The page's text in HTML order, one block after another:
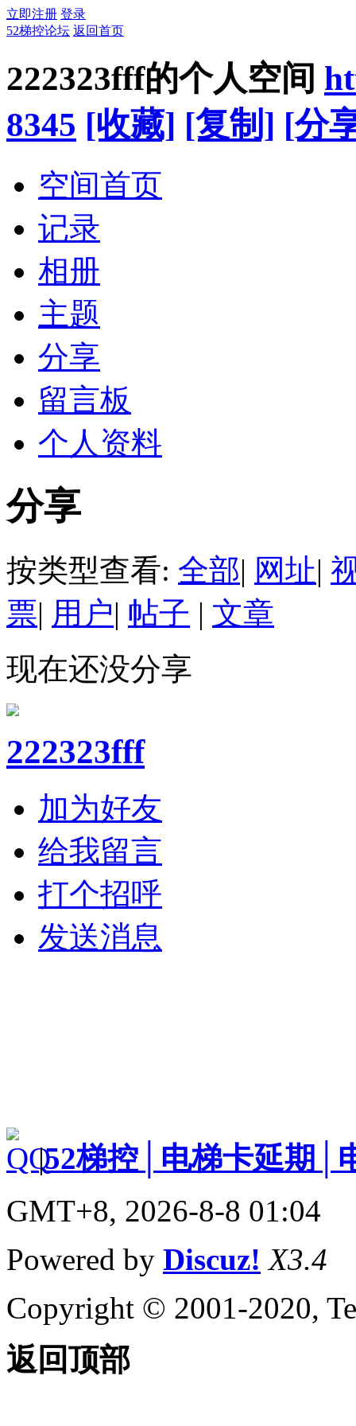
立即注册 登录
52梯控论坛 返回首页
222323fff的个人空间
8345 [收藏] [复制] [分
空间首页
记录
相册
主题
分享
留言板
个人资料
分享
按类型查看: 全部| 网址|
票| 用户| 帖子 | 文章
现在还没分享
222323fff
加为好友
给我留言
打个招呼
发送消息
|52梯控│电梯卡延期│
GMT+8, 2026-8-8 01:04
Powered by Discuz! X3.4
Copyright © 2001-2020,
返回顶部